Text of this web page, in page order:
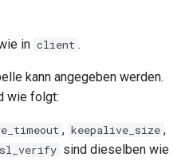
in client .
kann angegeben werden.
wie folgt:
, keepalive_size ,
sind dieselben wie